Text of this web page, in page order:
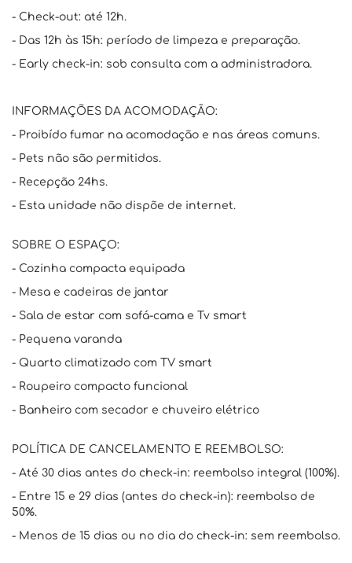
- Check-out: até 12h.
- Das 12h às 15h: período de limpeza e preparação.
- Early check-in: sob consulta com a administradora.
INFORMAÇÕES DA ACOMODAÇÃO:
- Proibído fumar na acomodação e nas áreas comuns.
- Pets não são permitidos.
- Recepção 24hs.
- Esta unidade não dispõe de internet.
SOBRE O ESPAÇO:
- Cozinha compacta equipada
- Mesa e cadeiras de jantar
- Sala de estar com sofá-cama e Tv smart
- Pequena varanda
- Quarto climatizado com TV smart
- Roupeiro compacto funcional
- Banheiro com secador e chuveiro elétrico
POLÍTICA DE CANCELAMENTO E REEMBOLSO:
- Até 30 dias antes do check-in: reembolso integral (100%).
- Entre 15 e 29 dias (antes do check-in): reembolso de
50%.
- Menos de 15 dias ou no dia do check-in: sem reembolso.